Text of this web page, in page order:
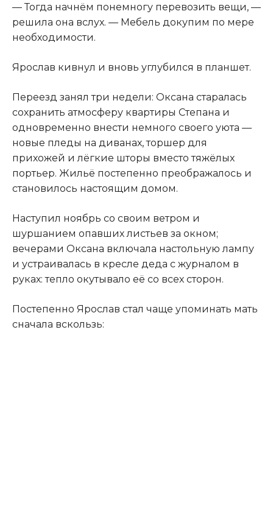
— Тогда начнём понемногу перевозить вещи, —
решила она вслух. — Мебель докупим по мере
необходимости.
Ярослав кивнул и вновь углубился в планшет.
Переезд занял три недели: Оксана старалась
сохранить атмосферу квартиры Степана и
одновременно внести немного своего уюта —
новые пледы на диванах, торшер для
прихожей и лёгкие шторы вместо тяжёлых
портьер. Жильё постепенно преображалось и
становилось настоящим домом.
Наступил ноябрь со своим ветром и
шуршанием опавших листьев за окном;
вечерами Оксана включала настольную лампу
и устраивалась в кресле деда с журналом в
руках: тепло окутывало её со всех сторон.
Постепенно Ярослав стал чаще упоминать мать
сначала вскользь: